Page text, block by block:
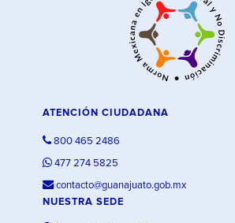
ATENCIÓN CIUDADANA
800 465 2486
477 274 5825
contacto@guanajuato.gob.mx
NUESTRA SEDE